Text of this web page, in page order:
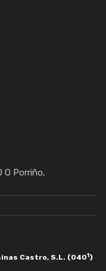
O Porriño,
Castro, S.L. (0401)